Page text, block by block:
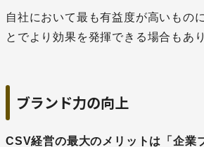
自社において最も有益度が高いもの
とでより効果を発揮できる場合もあ
ブランド力の向上
CSV経営の最大のメリットは「企業